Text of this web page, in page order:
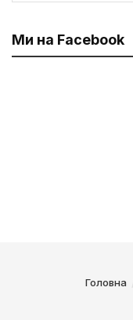
Ми на Facebook
Головна